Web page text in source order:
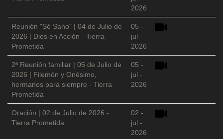
2026
Reunión "Sé Sano" | 04 de Julio de
2026 | Dios en Acción - Tierra
Prometida
05 -
jul -
2026
2ª Reunión familiar | 05 de Julio de
2026 | Filemón y Onésimo,
hermanos para siempre - Tierra
Prometida
05 -
jul -
2026
Oración | 02 de Julio de 2026 -
Tierra Prometida
02 -
jul -
2026